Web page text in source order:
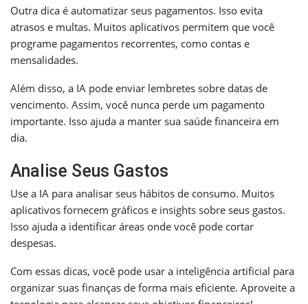
Outra dica é automatizar seus pagamentos. Isso evita
atrasos e multas. Muitos aplicativos permitem que você
programe pagamentos recorrentes, como contas e
mensalidades.
Além disso, a IA pode enviar lembretes sobre datas de
vencimento. Assim, você nunca perde um pagamento
importante. Isso ajuda a manter sua saúde financeira em
dia.
Analise Seus Gastos
Use a IA para analisar seus hábitos de consumo. Muitos
aplicativos fornecem gráficos e insights sobre seus gastos.
Isso ajuda a identificar áreas onde você pode cortar
despesas.
Com essas dicas, você pode usar a inteligência artificial para
organizar suas finanças de forma mais eficiente. Aproveite a